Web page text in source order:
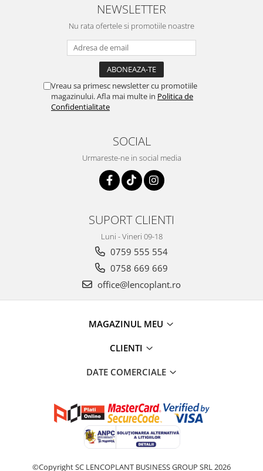
NEWSLETTER
Nu rata ofertele si promotiile noastre
Vreau sa primesc newsletter cu promotiile
magazinului. Afla mai multe in Politica de
Confidentialitate
SOCIAL
Urmareste-ne in social media
SUPORT CLIENTI
Luni - Vineri 09-18
0759 555 554
0758 669 669
office@lencoplant.ro
MAGAZINUL MEU
CLIENTI
DATE COMERCIALE
©Copyright SC LENCOPLANT BUSINESS GROUP SRL 2026